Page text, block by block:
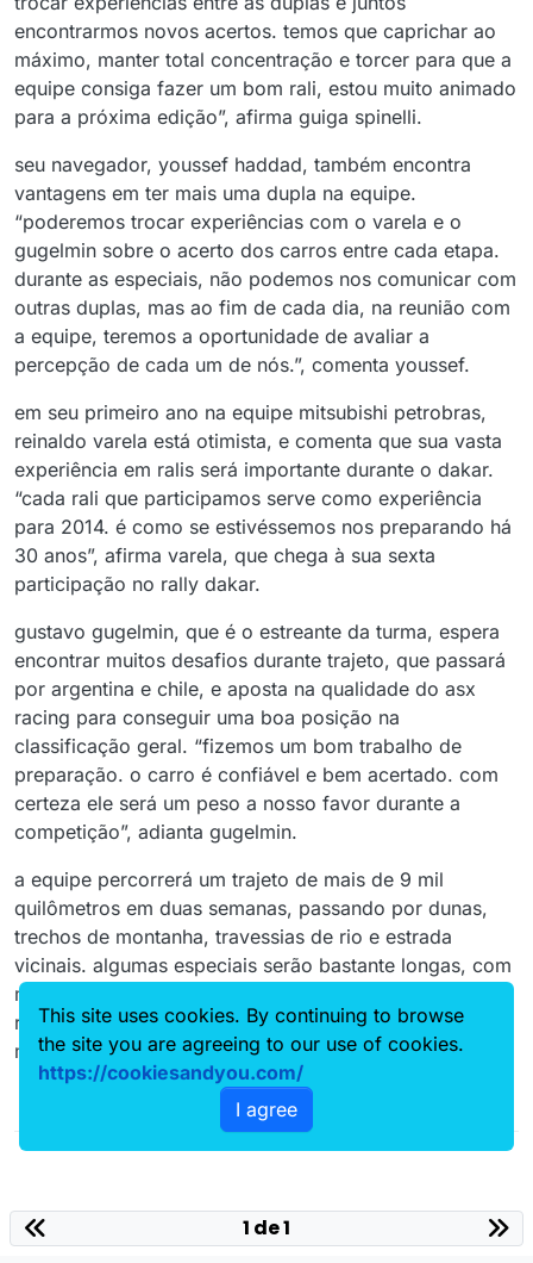
encontrarmos novos acertos. temos que caprichar ao
máximo, manter total concentração e torcer para que a
equipe consiga fazer um bom rali, estou muito animado
para a próxima edição”, afirma guiga spinelli.
seu navegador, youssef haddad, também encontra
vantagens em ter mais uma dupla na equipe.
“poderemos trocar experiências com o varela e o
gugelmin sobre o acerto dos carros entre cada etapa.
durante as especiais, não podemos nos comunicar com
outras duplas, mas ao fim de cada dia, na reunião com
a equipe, teremos a oportunidade de avaliar a
percepção de cada um de nós.”, comenta youssef.
em seu primeiro ano na equipe mitsubishi petrobras,
reinaldo varela está otimista, e comenta que sua vasta
experiência em ralis será importante durante o dakar.
“cada rali que participamos serve como experiência
para 2014. é como se estivéssemos nos preparando há
30 anos”, afirma varela, que chega à sua sexta
participação no rally dakar.
gustavo gugelmin, que é o estreante da turma, espera
encontrar muitos desafios durante trajeto, que passará
por argentina e chile, e aposta na qualidade do asx
racing para conseguir uma boa posição na
classificação geral. “fizemos um bom trabalho de
preparação. o carro é confiável e bem acertado. com
certeza ele será um peso a nosso favor durante a
competição”, adianta gugelmin.
a equipe percorrerá um trajeto de mais de 9 mil
quilômetros em duas semanas, passando por dunas,
trechos de montanha, travessias de rio e estrada
vicinais. algumas especiais serão bastante longas, com
mais de 600 quilômetros. “esse será um desafio de
resistência. mas, muitas vezes, as etapas curtas são as
mais traiçoeiras e mais técnicas”, alerta guiga.
1 de 1
This site uses cookies. By continuing to browse
the site you are agreeing to our use of cookies.
https://cookiesandyou.com/
I agree